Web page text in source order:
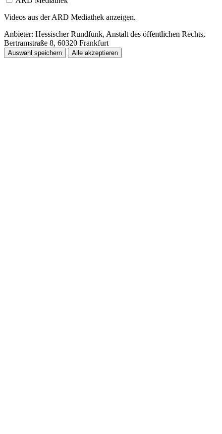
Videos aus der ARD Mediathek anzeigen.
Anbieter: Hessischer Rundfunk, Anstalt des öffentlichen Rechts,
Bertramstraße 8, 60320 Frankfurt
Auswahl speichern Alle akzeptieren